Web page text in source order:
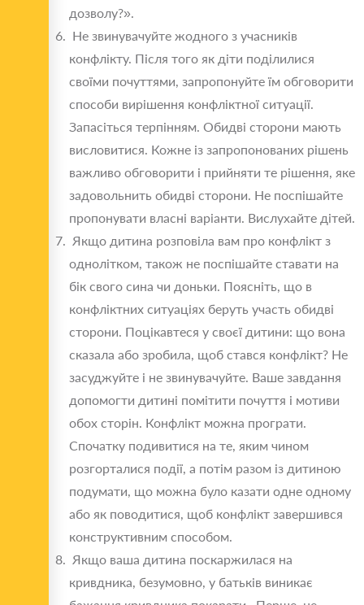
дозволу?».
Не звинувачуйте жодного з учасників
конфлікту. Після того як діти поділилися
своїми почуттями, запропонуйте їм обговорити
способи вирішення конфліктної ситуації.
Запасіться терпінням. Обидві сторони мають
висловитися. Кожне із запропонованих рішень
важливо обговорити і прийняти те рішення, яке
задовольнить обидві сторони. Не поспішайте
пропонувати власні варіанти. Вислухайте дітей.
Якщо дитина розповіла вам про конфлікт з
однолітком, також не поспішайте ставати на
бік свого сина чи доньки. Поясніть, що в
конфліктних ситуаціях беруть участь обидві
сторони. Поцікавтеся у своєї дитини: що вона
сказала або зробила, щоб стався конфлікт? Не
засуджуйте і не звинувачуйте. Ваше завдання
допомогти дитині помітити почуття і мотиви
обох сторін. Конфлікт можна програти.
Спочатку подивитися на те, яким чином
розгорталися події, а потім разом із дитиною
подумати, що можна було казати одне одному
або як поводитися, щоб конфлікт завершився
конструктивним способом.
Якщо ваша дитина поскаржилася на
кривдника, безумовно, у батьків виникає